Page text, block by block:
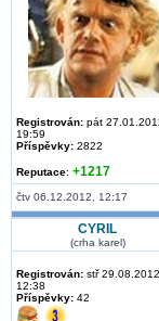
Registrován: pát
19:59
Příspěvky: 2822
Reputace: +1217
čtv 06.12.2012, 12:17
CYRIL
(crha karel)
Registrován: stř 29.08.2012,
12:38
Příspěvky: 42